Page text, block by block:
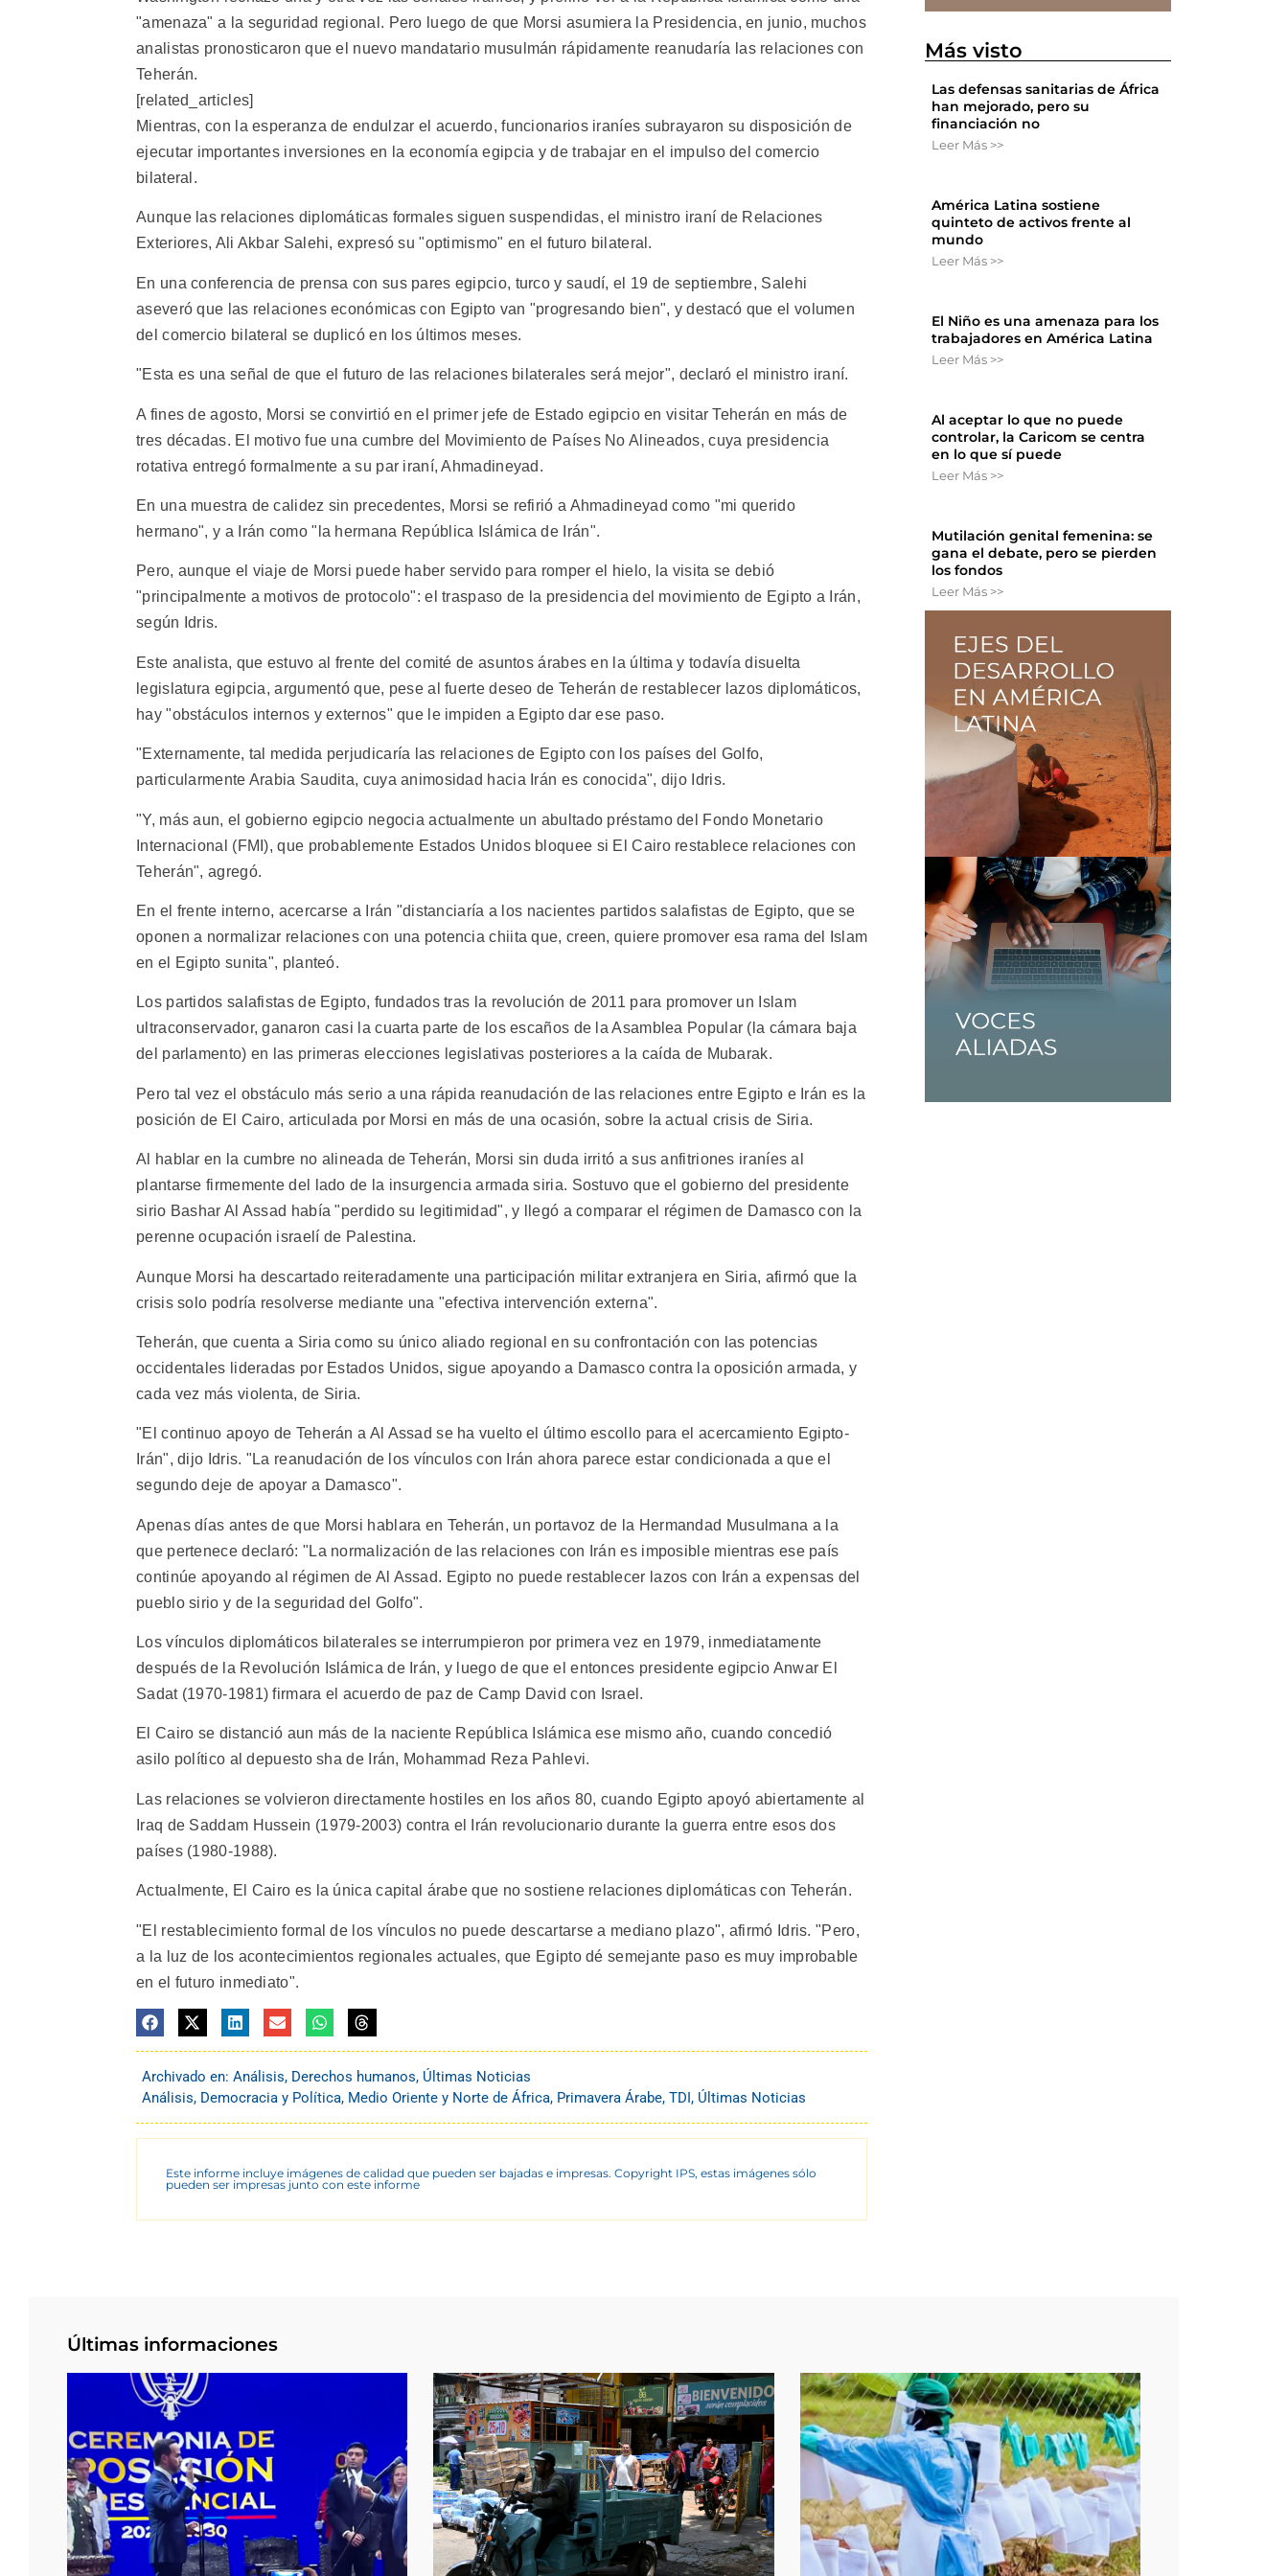
"amenaza" a la seguridad regional. Pero luego de que Morsi asumiera la Presidencia, en junio, muchos
analistas pronosticaron que el nuevo mandatario musulmán rápidamente reanudaría las relaciones con
Teherán.
[related_articles]
Mientras, con la esperanza de endulzar el acuerdo, funcionarios iraníes subrayaron su disposición de
ejecutar importantes inversiones en la economía egipcia y de trabajar en el impulso del comercio
bilateral.
Aunque las relaciones diplomáticas formales siguen suspendidas, el ministro iraní de Relaciones
Exteriores, Ali Akbar Salehi, expresó su "optimismo" en el futuro bilateral.
En una conferencia de prensa con sus pares egipcio, turco y saudí, el 19 de septiembre, Salehi
aseveró que las relaciones económicas con Egipto van "progresando bien", y destacó que el volumen
del comercio bilateral se duplicó en los últimos meses.
"Esta es una señal de que el futuro de las relaciones bilaterales será mejor", declaró el ministro iraní.
A fines de agosto, Morsi se convirtió en el primer jefe de Estado egipcio en visitar Teherán en más de
tres décadas. El motivo fue una cumbre del Movimiento de Países No Alineados, cuya presidencia
rotativa entregó formalmente a su par iraní, Ahmadineyad.
En una muestra de calidez sin precedentes, Morsi se refirió a Ahmadineyad como "mi querido
hermano", y a Irán como "la hermana República Islámica de Irán".
Pero, aunque el viaje de Morsi puede haber servido para romper el hielo, la visita se debió
"principalmente a motivos de protocolo": el traspaso de la presidencia del movimiento de Egipto a Irán,
según Idris.
Este analista, que estuvo al frente del comité de asuntos árabes en la última y todavía disuelta
legislatura egipcia, argumentó que, pese al fuerte deseo de Teherán de restablecer lazos diplomáticos,
hay "obstáculos internos y externos" que le impiden a Egipto dar ese paso.
"Externamente, tal medida perjudicaría las relaciones de Egipto con los países del Golfo,
particularmente Arabia Saudita, cuya animosidad hacia Irán es conocida", dijo Idris.
"Y, más aun, el gobierno egipcio negocia actualmente un abultado préstamo del Fondo Monetario
Internacional (FMI), que probablemente Estados Unidos bloquee si El Cairo restablece relaciones con
Teherán", agregó.
En el frente interno, acercarse a Irán "distanciaría a los nacientes partidos salafistas de Egipto, que se
oponen a normalizar relaciones con una potencia chiita que, creen, quiere promover esa rama del Islam
en el Egipto sunita", planteó.
Los partidos salafistas de Egipto, fundados tras la revolución de 2011 para promover un Islam
ultraconservador, ganaron casi la cuarta parte de los escaños de la Asamblea Popular (la cámara baja
del parlamento) en las primeras elecciones legislativas posteriores a la caída de Mubarak.
Pero tal vez el obstáculo más serio a una rápida reanudación de las relaciones entre Egipto e Irán es la
posición de El Cairo, articulada por Morsi en más de una ocasión, sobre la actual crisis de Siria.
Al hablar en la cumbre no alineada de Teherán, Morsi sin duda irritó a sus anfitriones iraníes al
plantarse firmemente del lado de la insurgencia armada siria. Sostuvo que el gobierno del presidente
sirio Bashar Al Assad había "perdido su legitimidad", y llegó a comparar el régimen de Damasco con la
perenne ocupación israelí de Palestina.
Aunque Morsi ha descartado reiteradamente una participación militar extranjera en Siria, afirmó que la
crisis solo podría resolverse mediante una "efectiva intervención externa".
Teherán, que cuenta a Siria como su único aliado regional en su confrontación con las potencias
occidentales lideradas por Estados Unidos, sigue apoyando a Damasco contra la oposición armada, y
cada vez más violenta, de Siria.
"El continuo apoyo de Teherán a Al Assad se ha vuelto el último escollo para el acercamiento Egipto-
Irán", dijo Idris. "La reanudación de los vínculos con Irán ahora parece estar condicionada a que el
segundo deje de apoyar a Damasco".
Apenas días antes de que Morsi hablara en Teherán, un portavoz de la Hermandad Musulmana a la
que pertenece declaró: "La normalización de las relaciones con Irán es imposible mientras ese país
continúe apoyando al régimen de Al Assad. Egipto no puede restablecer lazos con Irán a expensas del
pueblo sirio y de la seguridad del Golfo".
Los vínculos diplomáticos bilaterales se interrumpieron por primera vez en 1979, inmediatamente
después de la Revolución Islámica de Irán, y luego de que el entonces presidente egipcio Anwar El
Sadat (1970-1981) firmara el acuerdo de paz de Camp David con Israel.
El Cairo se distanció aun más de la naciente República Islámica ese mismo año, cuando concedió
asilo político al depuesto sha de Irán, Mohammad Reza Pahlevi.
Las relaciones se volvieron directamente hostiles en los años 80, cuando Egipto apoyó abiertamente al
Iraq de Saddam Hussein (1979-2003) contra el Irán revolucionario durante la guerra entre esos dos
países (1980-1988).
Actualmente, El Cairo es la única capital árabe que no sostiene relaciones diplomáticas con Teherán.
"El restablecimiento formal de los vínculos no puede descartarse a mediano plazo", afirmó Idris. "Pero,
a la luz de los acontecimientos regionales actuales, que Egipto dé semejante paso es muy improbable
en el futuro inmediato".
Archivado en: Análisis, Derechos humanos, Últimas Noticias
Análisis, Democracia y Política, Medio Oriente y Norte de África, Primavera Árabe, TDI, Últimas Noticias
Este informe incluye imágenes de calidad que pueden ser bajadas e impresas. Copyright IPS, estas imágenes sólo
pueden ser impresas junto con este informe
Más visto
Las defensas sanitarias de África
han mejorado, pero su
financiación no
Leer Más >>
América Latina sostiene
quinteto de activos frente al
mundo
Leer Más >>
El Niño es una amenaza para los
trabajadores en América Latina
Leer Más >>
Al aceptar lo que no puede
controlar, la Caricom se centra
en lo que sí puede
Leer Más >>
Mutilación genital femenina: se
gana el debate, pero se pierden
los fondos
Leer Más >>
Últimas informaciones